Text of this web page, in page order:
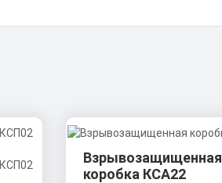
Взрывозащищенная
коробка КСА22